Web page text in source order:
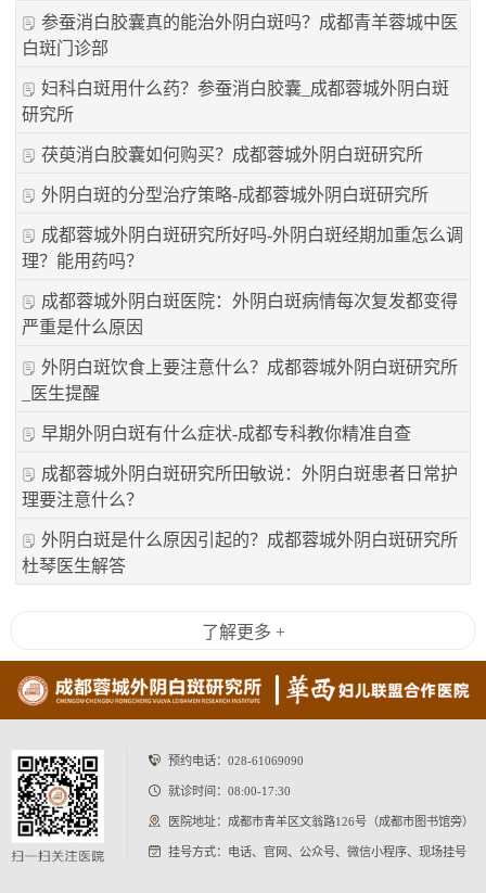
参蚕消白胶囊真的能治外阴白斑吗？成都青羊蓉城中医
白斑门诊部
妇科白斑用什么药？参蚕消白胶囊_成都蓉城外阴白斑
研究所
茯萸消白胶囊如何购买？成都蓉城外阴白斑研究所
外阴白斑的分型治疗策略-成都蓉城外阴白斑研究所
成都蓉城外阴白斑研究所好吗-外阴白斑经期加重怎么调
理？能用药吗？
成都蓉城外阴白斑医院：外阴白斑病情每次复发都变得
严重是什么原因
外阴白斑饮食上要注意什么？成都蓉城外阴白斑研究所
_医生提醒
早期外阴白斑有什么症状-成都专科教你精准自查
成都蓉城外阴白斑研究所田敏说：外阴白斑患者日常护
理要注意什么？
外阴白斑是什么原因引起的？成都蓉城外阴白斑研究所
杜琴医生解答
了解更多 +
预约电话： 028-61069090
就诊时间：08:00-17:30
医院地址：成都市青羊区文翁路126号（成都市图书馆旁）
挂号方式：电话、官网、公众号、微信小程序、现场挂号